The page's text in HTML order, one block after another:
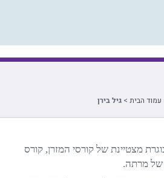
עמוד הבית> גיל בירן
מצטיינת של קורסי המזרן, קורס
של מרתה.